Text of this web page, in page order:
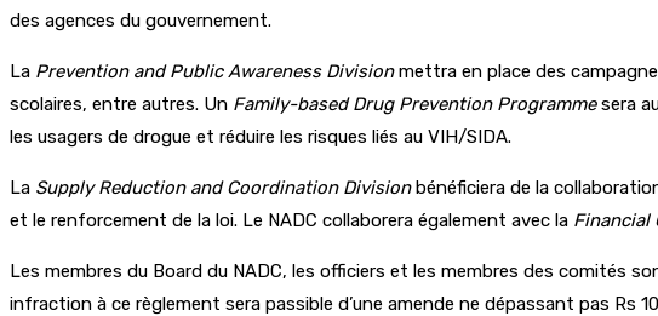
des agences du gouvernement.
La Prevention and Public Awareness Divisionmettra en place des
scolaires, entre autres. Un Family-based Drug Prevention Programmesera
les usagers de drogue et réduire les risques liés au VIH/SIDA.
La Supply Reduction and Coordination Divisionbénéficiera de la
et le renforcement de la loi. Le NADC collaborera également avec la Financial
Les membres du Board du NADC, les officiers et les membres des comités
infraction à ce règlement sera passible d’une amende ne dépassant pas Rs